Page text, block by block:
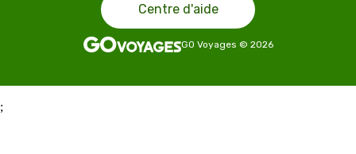
Centre d'aide
GO Voyages © 2026
;